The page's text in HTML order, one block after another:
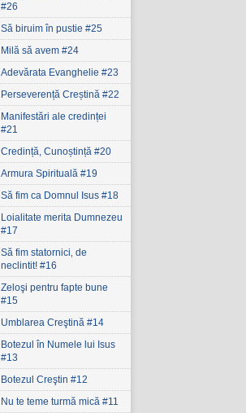
#26
Să biruim în pustie #25
Milă să avem #24
Adevărata Evanghelie #23
Perseverență Creștină #22
Manifestări ale credinței
#21
Credință, Cunoștință #20
Armura Spirituală #19
Să fim ca Domnul Isus #18
Loialitate merita Dumnezeu
#17
Să fim statornici‚ de
neclintit! #16
Zeloşi pentru fapte bune
#15
Umblarea Creştină #14
Botezul în Numele lui Isus
#13
Botezul Creştin #12
Nu te teme turmă mică #11